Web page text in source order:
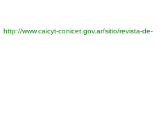
http://www.caicyt-conicet.gov.ar/sitio/revista-de-